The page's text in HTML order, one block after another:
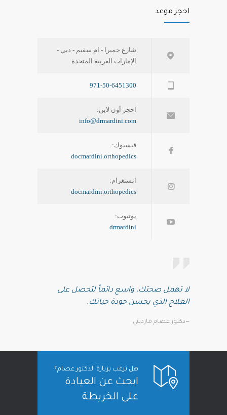
احجز موعد
شارع جميرا - ام سقيم - دبي -
الإمارات العربية المتحدة
971-50-6451300
احجز أون لاين:
info@drmardini.com
فيسبوك:
docmardini.orthopedics
انستغرام:
docmardini.orthopedics
يوتيوب:
drmardini
لا تهمل صحتك، واسع دائماً لتحصل على
العلاج الذي يحسن جودة حياتك.
—دكتور عصام مارديني
هل ترغب بزيارة الدكتور عصام؟
ابحث عن العيادة
على الخريطة